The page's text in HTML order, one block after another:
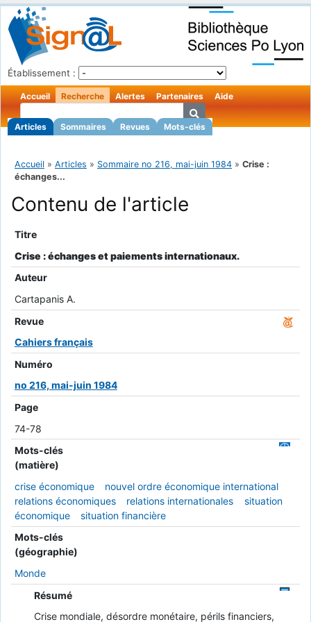
Établissement :
Accueil Recherche
Articles Sommaires Revues Mots-clés
Alertes Partenaires Aide
Accueil » Articles » Sommaire no 216, mai-juin 1984 » Crise :
échanges...
Contenu de l'article
Titre
Crise : échanges et paiements internationaux.
Auteur
Cartapanis A.
Revue
Cahiers français
Numéro
no 216, mai-juin 1984
Page
74-78
Mots-clés
(matière)
crise économique
nouvel ordre économique international
relations économiques
relations internationales
situation
économique
situation financière
Mots-clés
(géographie)
Monde
Résumé
Crise mondiale, désordre monétaire, périls financiers,